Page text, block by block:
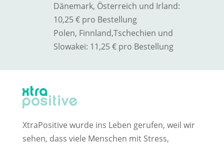
Dänemark, Österreich und Irland:
10,25 € pro Bestellung
Polen, Finnland,Tschechien und
Slowakei: 11,25 € pro Bestellung
XtraPositive wurde ins Leben gerufen, weil wir
sehen, dass viele Menschen mit Stress,